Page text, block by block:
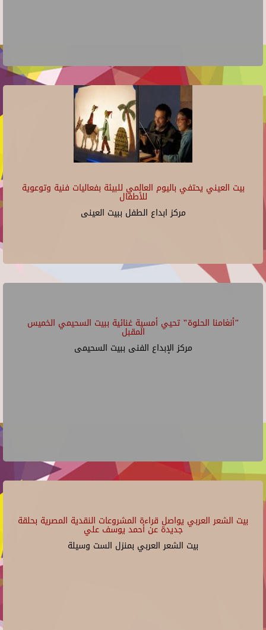
بيت العيني يحتفي باليوم العالمي للبيئة بفعاليات فنية وتوعوية
للأطفال
مركز ابداع الطفل ببيت العينى
"أنغامنا الحلوة" تحيي أمسية غنائية ببيت السحيمي الخميس
المقبل
مركز الإبداع الفنى ببيت السحيمى
بيت الشعر العربي يواصل قراءة المشروعات النقدية المصرية بحلقة
جديدة عن أحمد يوسف علي
بيت الشعر العربي بمنزل الست وسيلة